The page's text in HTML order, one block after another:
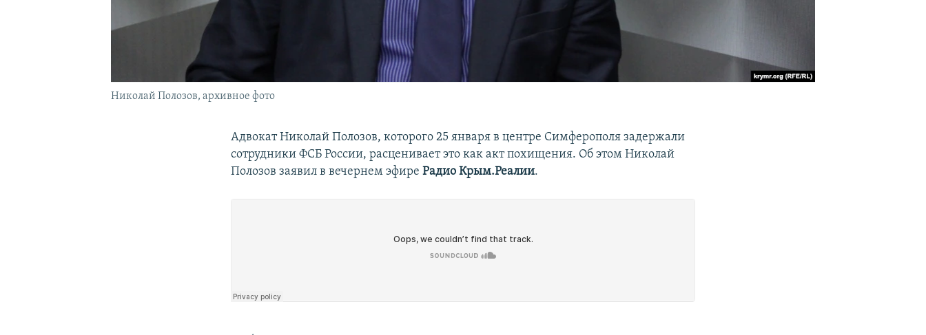
Николай Полозов, архивное фото
Адвокат Николай Полозов, которого 25 января в центре Симферополя задержали
сотрудники ФСБ России, расценивает это как акт похищения. Об этом Николай
Полозов заявил в вечернем эфиреРадио Крым.Реалии.